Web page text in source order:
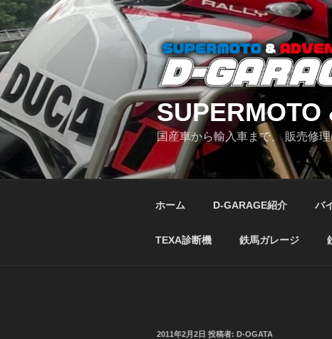
コ
ン
テ
ン
ツ
へ
ス
キ
ッ
国産車から輸入車まで、 販売修
ホーム D-GARAGE紹介 バ
TEXA診断機 鉄馬ガレージ
投
2011年2月2日 投稿者: D-OGATA